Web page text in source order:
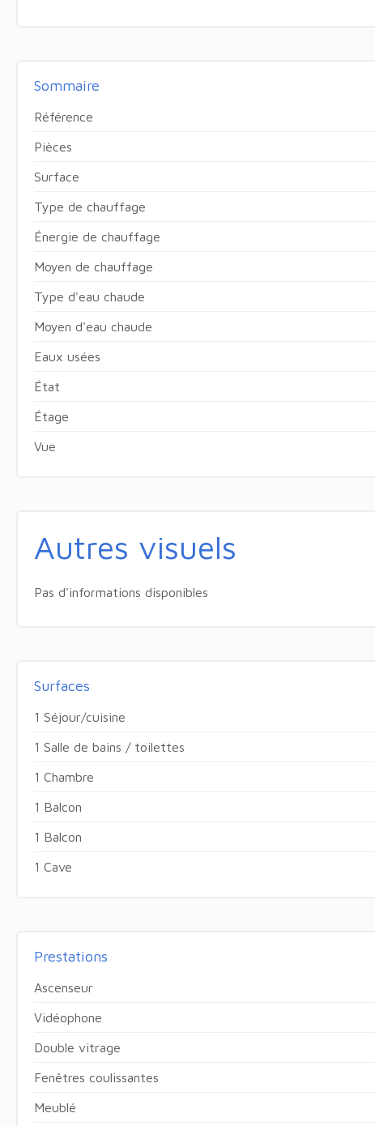
Sommaire
Référence
Pièces
Surface
Type de chauffage
Énergie de chauffage
Moyen de chauffage
Type d'eau chaude
Moyen d'eau chaude
Eaux usées
État
Étage
Vue
Autres visuels
Pas d'informations disponibles
Surfaces
1 Séjour/cuisine
1 Salle de bains / toilettes
1 Chambre
1 Balcon
1 Balcon
1 Cave
Prestations
Ascenseur
Vidéophone
Double vitrage
Fenêtres coulissantes
Meublé